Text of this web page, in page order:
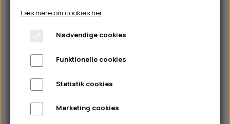
CHICOPEE
GODBIDSTASKE
HALSBÅND
🦴 GODBIDDER & SNACKS
🍖 SMAGSVARIANTER
🎾 LEGETØJ
TÆNDER, ØRE, ØJE, POTER & NÆSE
🐾 UDSTYR & KOMFORT
DRIKKEFLASKER/TERMOFLASKER
HUER OG VANTER
PINEWOOD SALES
TIL KAT
TILBUD
NYHEDER
ABONNEMENT
Læs mere om cookies her
Nødvendige cookies
Funktionelle cookies
Statistik cookies
Marketing cookies